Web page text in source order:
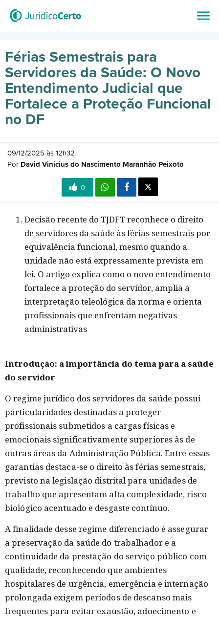
Férias Semestrais para
Servidores da Saúde: O Novo
Entendimento Judicial que
Fortalece a Proteção Funcional
no DF
09/12/2025 às 12h32
Por David Vinicius do Nascimento Maranhão Peixoto
0
Decisão recente do TJDFT reconhece o direito
de servidores da saúde às férias semestrais por
equivalência funcional, mesmo quando a
unidade não está expressamente prevista em
lei. O artigo explica como o novo entendimento
fortalece a proteção do servidor, amplia a
interpretação teleológica da norma e orienta
profissionais que enfrentam negativas
administrativas
Introdução: a importância do tema para a saúde
do servidor
O regime jurídico dos servidores da saúde possui
particularidades destinadas a proteger
profissionais submetidos a cargas físicas e
emocionais significativamente superiores às de
outras áreas da Administração Pública. Entre essas
garantias destaca-se o direito às férias semestrais,
previsto na legislação distrital para unidades de
trabalho que apresentam alta complexidade, risco
biológico acentuado e desgaste contínuo.
A finalidade desse regime diferenciado é assegurar
a preservação da saúde do trabalhador e a
continuidade da prestação do serviço público com
qualidade, reconhecendo que ambientes
hospitalares de urgência, emergência e internação
prolongada exigem períodos de descanso mais
frequentes para evitar exaustão, adoecimento e